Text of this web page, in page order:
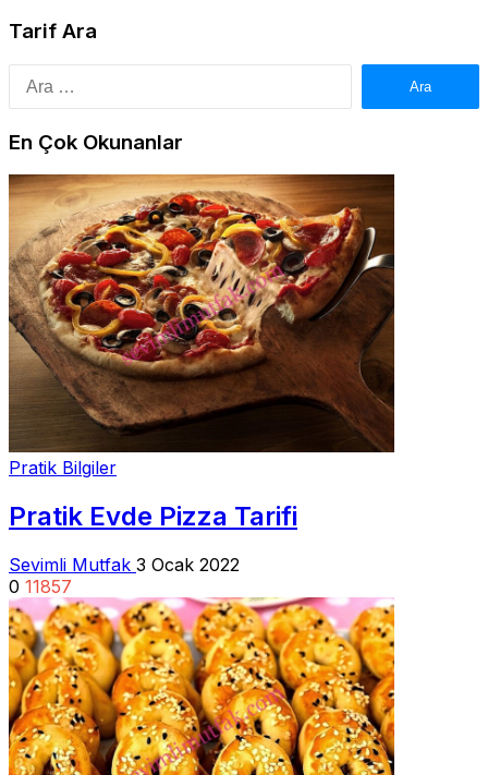
Tarif Ara
En Çok Okunanlar
Pratik Bilgiler
Pratik Evde Pizza Tarifi
Sevimli Mutfak 3 Ocak 2022
0 11857